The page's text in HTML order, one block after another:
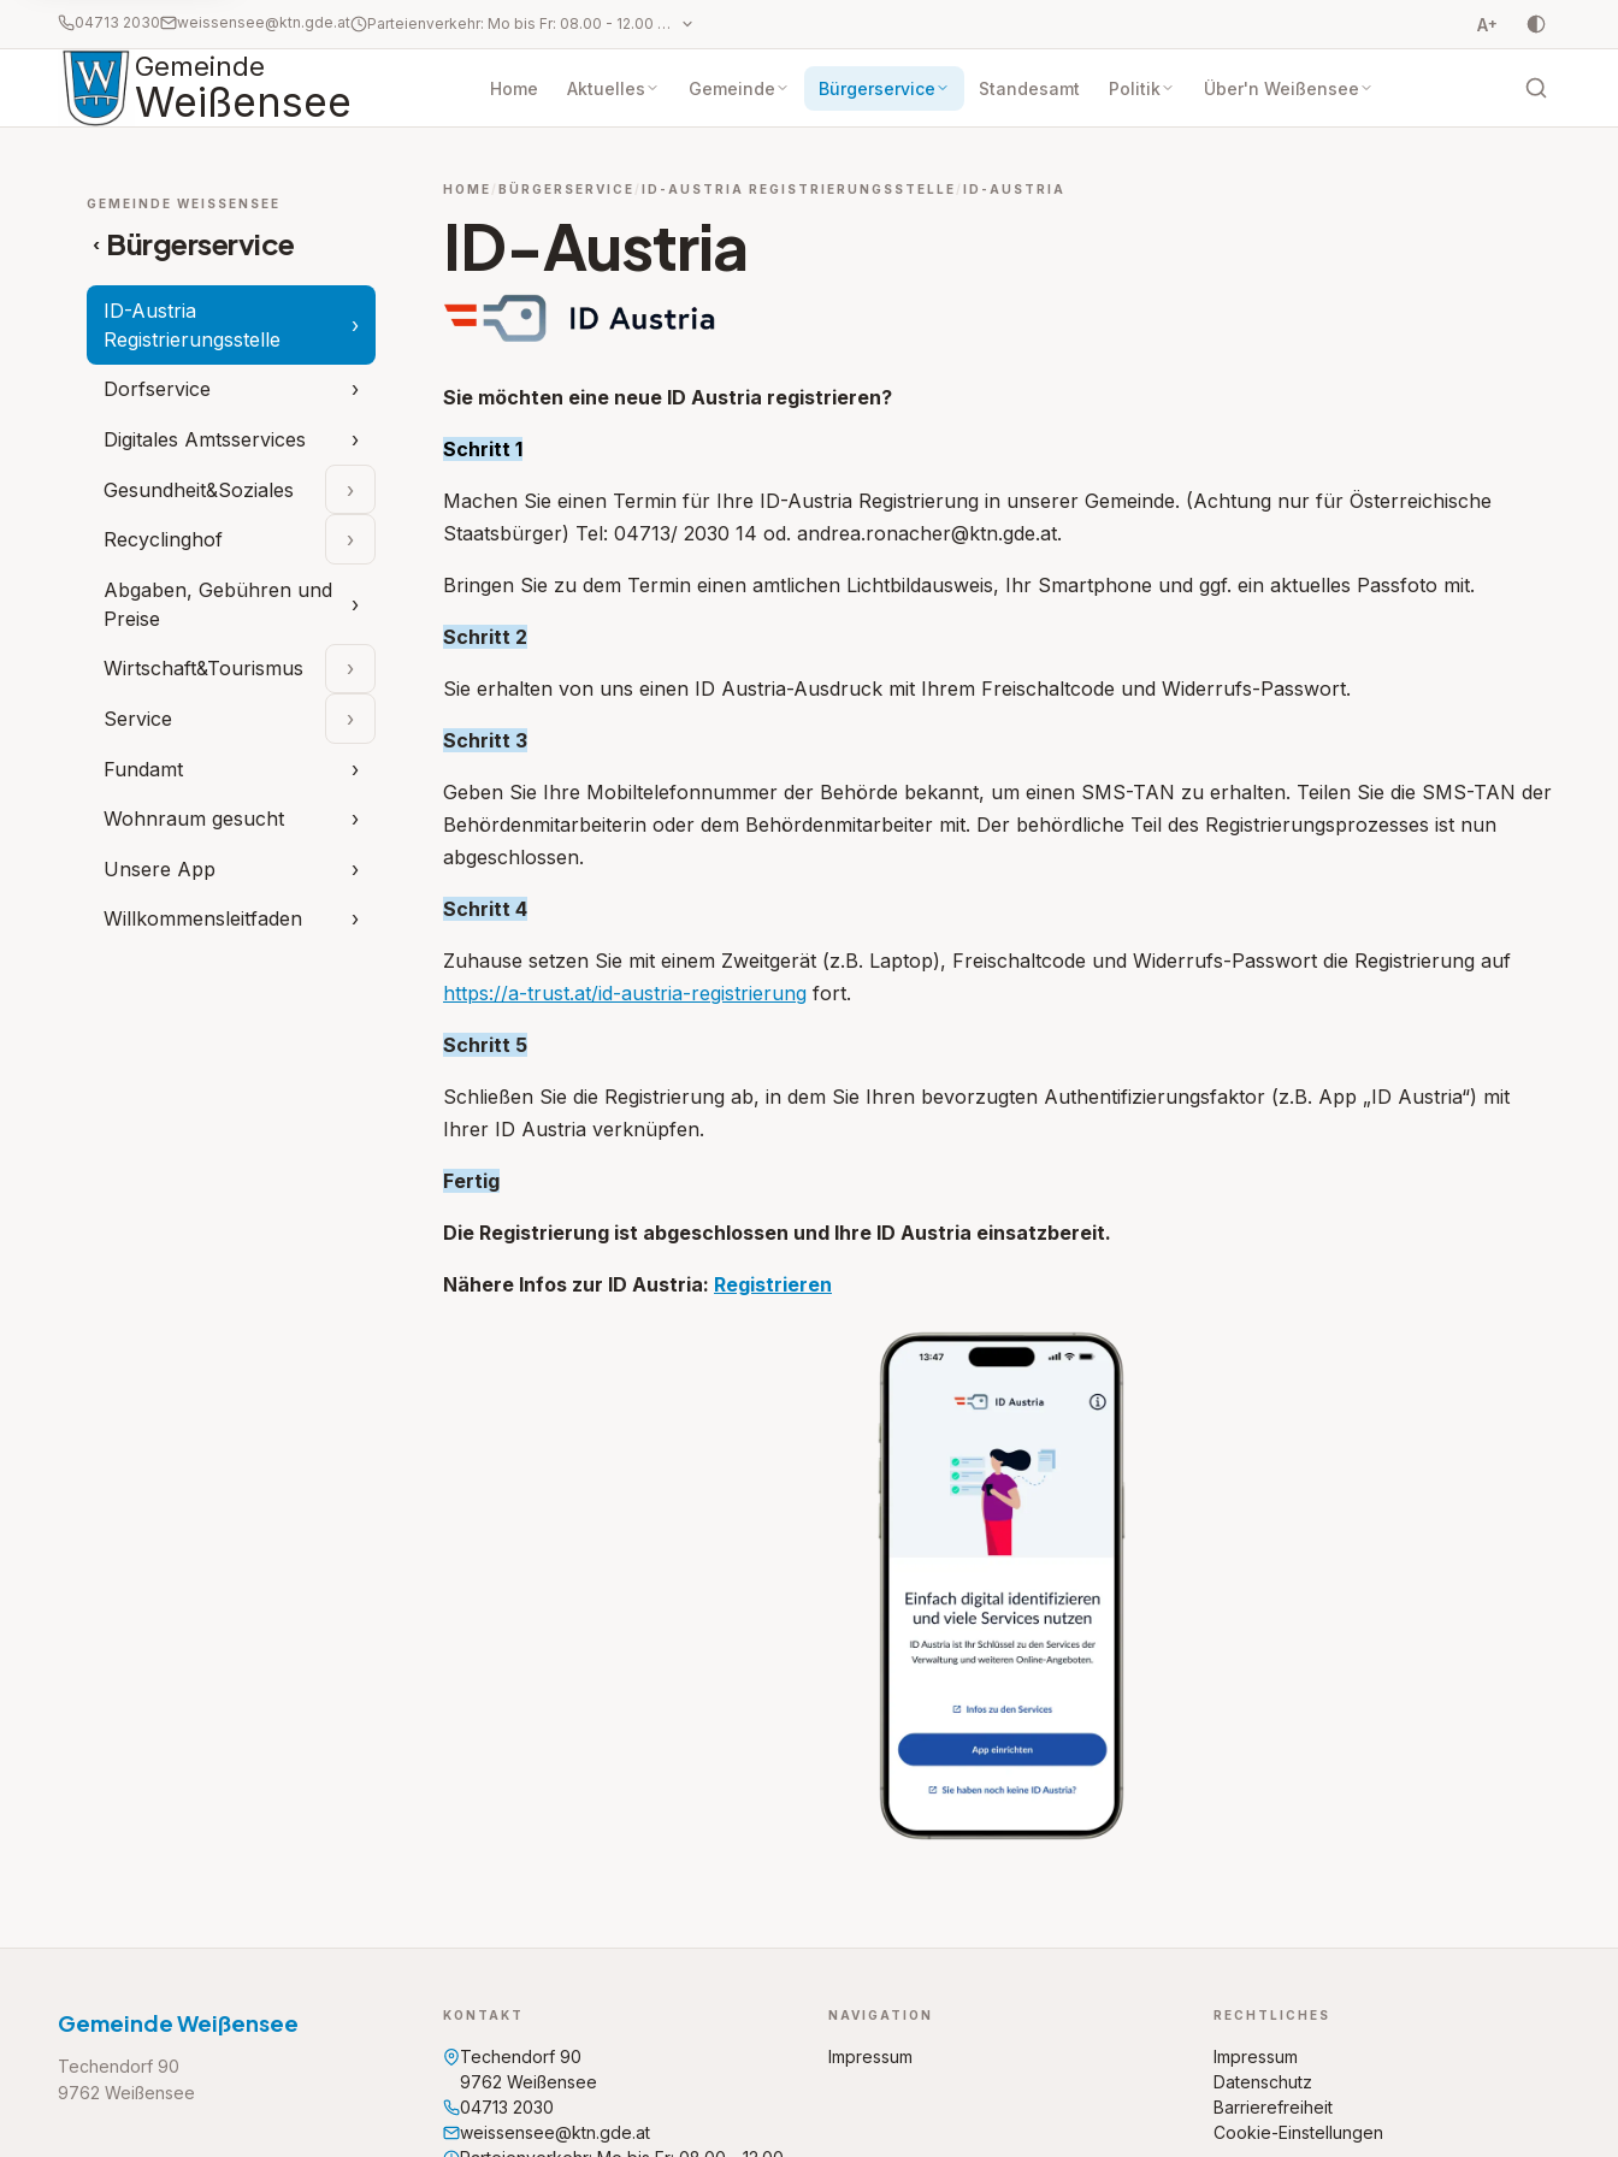
04713 2030 weissensee@ktn.gde.at Parteienverkehr: Mo bis Fr: 08.00 - 12.00 Uhr und Mo und Do: 14.00 - 17.00 Uhr A+
Gemeinde
Weißensee Home Aktuelles Gemeinde Bürgerservice Standesamt Politik Über'n Weißensee
GEMEINDE WEISSENSEE
‹ Bürgerservice
ID-Austria
Registrierungsstelle
›
Dorfservice ›
Digitales Amtsservices ›
Gesundheit&Soziales ›
Unterpunkte aufklappen: Gesundheit&Soziales
Recyclinghof
›
Unterpunkte aufklappen: Recyclinghof
Abgaben, Gebühren und
Preise
›
Wirtschaft&Tourismus ›
Unterpunkte aufklappen: Wirtschaft&Tourismus
Service
›
Unterpunkte aufklappen: Service
Fundamt
›
Wohnraum gesucht ›
Unsere App ›
Willkommensleitfaden ›
HOME BÜRGERSERVICE ID-AUSTRIA REGISTRIERUNGSSTELLE ID-AUSTRIA
ID-Austria
Sie möchten eine neue ID Austria registrieren?
Schritt 1
Machen Sie einen Termin für Ihre ID-Austria Registrierung in unserer Gemeinde. (Achtung nur für Österreichische
Staatsbürger) Tel: 04713/ 2030 14 od. andrea.ronacher@ktn.gde.at.
Bringen Sie zu dem Termin einen amtlichen Lichtbildausweis, Ihr Smartphone und ggf. ein aktuelles Passfoto mit.
Schritt 2
Sie erhalten von uns einen ID Austria-Ausdruck mit Ihrem Freischaltcode und Widerrufs-Passwort.
Schritt 3
Geben Sie Ihre Mobiltelefonnummer der Behörde bekannt, um einen SMS-TAN zu erhalten. Teilen Sie die SMS-TAN der
Behördenmitarbeiterin oder dem Behördenmitarbeiter mit. Der behördliche Teil des Registrierungsprozesses ist nun
abgeschlossen.
Schritt 4
Zuhause setzen Sie mit einem Zweitgerät (z.B. Laptop), Freischaltcode und Widerrufs-Passwort die Registrierung auf
https://a-trust.at/id-austria-registrierung fort.
Schritt 5
Schließen Sie die Registrierung ab, in dem Sie Ihren bevorzugten Authentifizierungsfaktor (z.B. App „ID Austria“) mit
Ihrer ID Austria verknüpfen.
Fertig
Die Registrierung ist abgeschlossen und Ihre ID Austria einsatzbereit.
Nähere Infos zur ID Austria: Registrieren
Gemeinde Weißensee
Techendorf 90
9762 Weißensee
KONTAKT
Techendorf 90
9762 Weißensee
04713 2030
weissensee@ktn.gde.at
NAVIGATION
Impressum
RECHTLICHES
Impressum
Datenschutz
Barrierefreiheit
Cookie-Einstellungen